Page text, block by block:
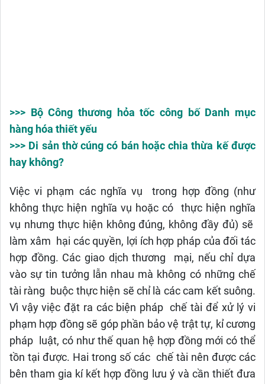
>>> Bộ Công thương hỏa tốc công bố Danh mục
hàng hóa thiết yếu
>>> Di sản thờ cúng có bán hoặc chia thừa kế được
hay không?
Việc vi phạm các nghĩa vụ trong hợp đồng (như
không thực hiện nghĩa vụ hoặc có thực hiện nghĩa
vụ nhưng thực hiện không đúng, không đầy đủ) sẽ
làm xâm hại các quyền, lợi ích hợp pháp của đối tác
hợp đồng. Các giao dịch thương mại, nếu chỉ dựa
vào sự tin tưởng lẫn nhau mà không có những chế
tài ràng buộc thực hiện sẽ chỉ là các cam kết suông.
Vì vậy việc đặt ra các biện pháp chế tài để xử lý vi
phạm hợp đồng sẽ góp phần bảo vệ trật tự, kỉ cương
pháp luật, có như thế quan hệ hợp đồng mới có thể
tồn tại được. Hai trong số các chế tài nên được các
bên tham gia kí kết hợp đồng lưu ý và cần thiết đưa